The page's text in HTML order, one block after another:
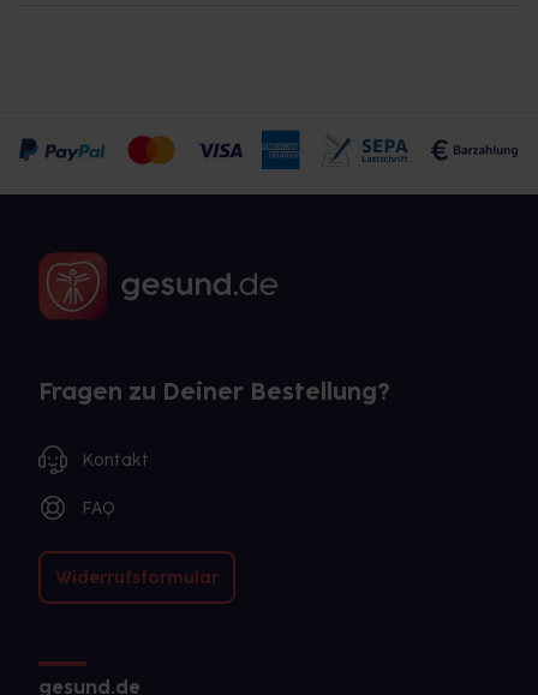
Fragen zu Deiner Bestellung?
Kontakt
FAQ
Widerrufsformular
gesund.de